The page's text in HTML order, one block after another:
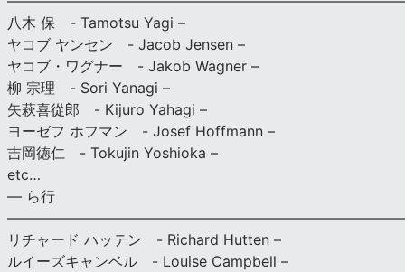
八木 保 - Tamotsu Yagi –
ヤコブ ヤンセン - Jacob Jensen –
ヤコブ・ワグナー - Jakob Wagner –
柳 宗理 - Sori Yanagi –
矢萩喜從郎 - Kijuro Yahagi –
ヨーゼフ ホフマン - Josef Hoffmann –
吉岡徳仁 - Tokujin Yoshioka –
etc…
— ら行
リチャード ハッテン - Richard Hutten –
ルイーズキャンベル - Louise Campbell –